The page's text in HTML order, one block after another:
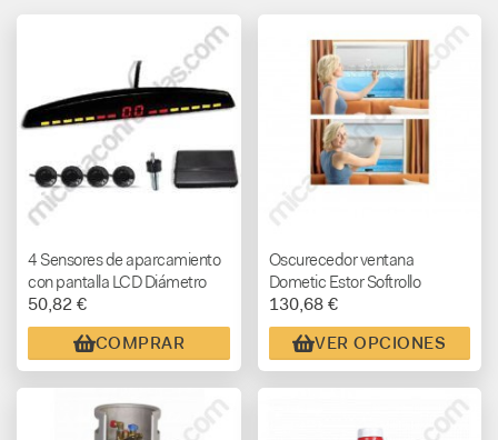
4 Sensores de aparcamiento
con pantalla LCD Diámetro
16,5mm
50,82 €
COMPRAR
Oscurecedor ventana
Dometic Estor Softrollo
130,68 €
VER OPCIONES